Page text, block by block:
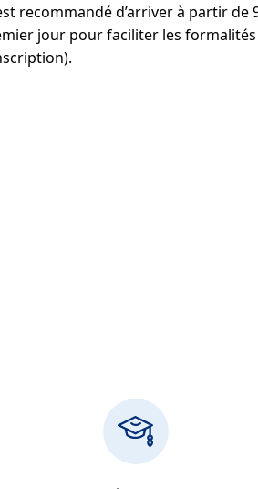
recommandé d’arriver à partir de
jour pour faciliter les formalités